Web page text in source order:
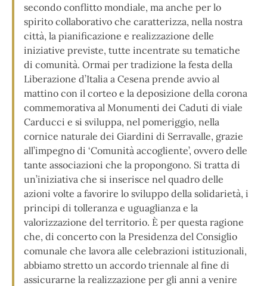
secondo conflitto mondiale, ma anche per lo
spirito collaborativo che caratterizza, nella nostra
città, la pianificazione e realizzazione delle
iniziative previste, tutte incentrate su tematiche
di comunità. Ormai per tradizione la festa della
Liberazione d’Italia a Cesena prende avvio al
mattino con il corteo e la deposizione della corona
commemorativa al Monumenti dei Caduti di viale
Carducci e si sviluppa, nel pomeriggio, nella
cornice naturale dei Giardini di Serravalle, grazie
all’impegno di ‘Comunità accogliente’, ovvero delle
tante associazioni che la propongono. Si tratta di
un’iniziativa che si inserisce nel quadro delle
azioni volte a favorire lo sviluppo della solidarietà, i
principi di tolleranza e uguaglianza e la
valorizzazione del territorio. È per questa ragione
che, di concerto con la Presidenza del Consiglio
comunale che lavora alle celebrazioni istituzionali,
abbiamo stretto un accordo triennale al fine di
assicurarne la realizzazione per gli anni a venire